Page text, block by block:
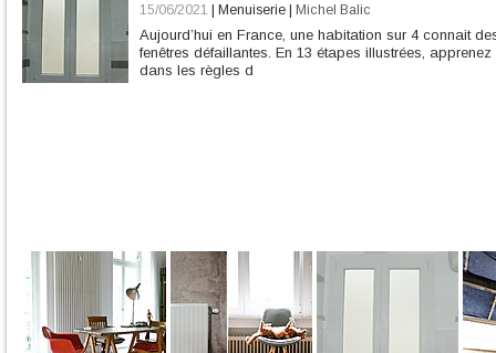
15/06/2021 Menuiserie Michel Balic
Aujourd’hui en France, une habitation sur 4 connait
fenêtres défaillantes. En 13 étapes illustrées,
dans les règles d